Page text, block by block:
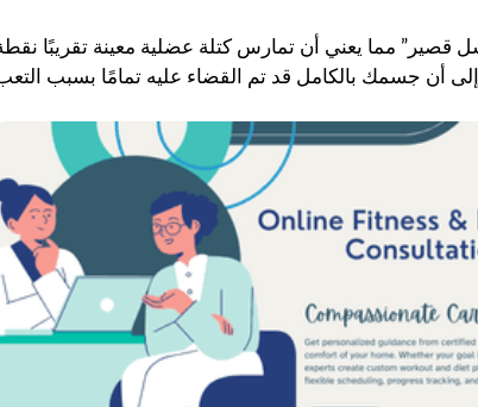
قصير” مما يعني أن تمارس كتلة عضلية معينة تقريبًا